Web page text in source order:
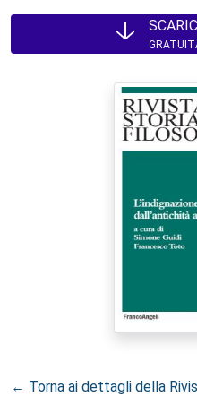
← Torna ai dettagli della